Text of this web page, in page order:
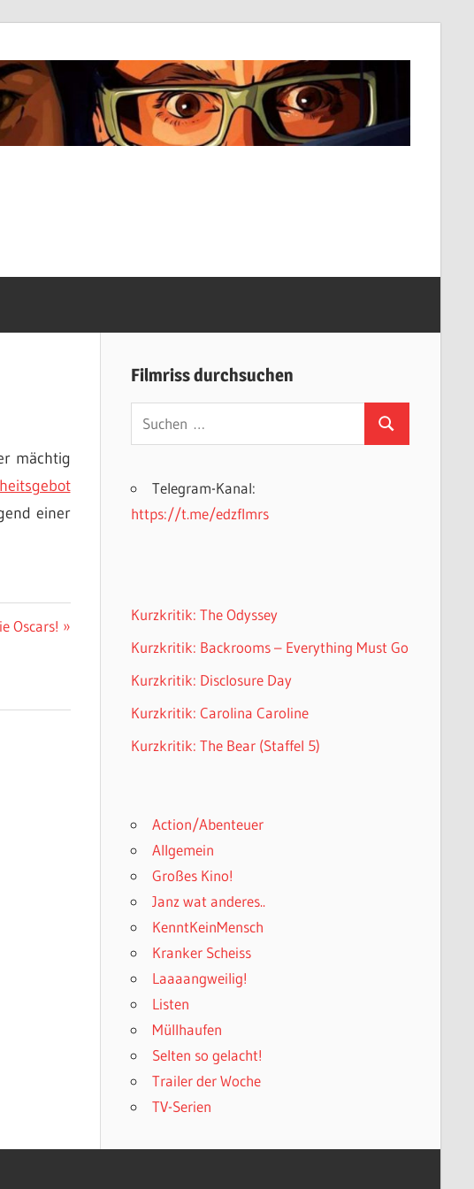
mächtig
einer
Oscars!
Filmriss durchsuchen
Suchen
nach:
Suchen
Telegram-Kanal:
https://t.me/edzflmrs
Kurzkritik: The Odyssey
Kurzkritik: Backrooms – Everything Must Go
Kurzkritik: Disclosure Day
Kurzkritik: Carolina Caroline
Kurzkritik: The Bear (Staffel 5)
Action/Abenteuer
Allgemein
Großes Kino!
Janz wat anderes..
KenntKeinMensch
Kranker Scheiss
Laaaangweilig!
Listen
Müllhaufen
Selten so gelacht!
Trailer der Woche
TV-Serien